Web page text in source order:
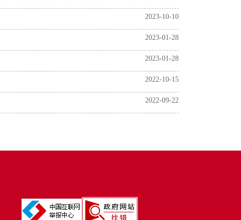
2023-10-10
2023-01-28
2023-01-28
2022-10-15
2022-09-22